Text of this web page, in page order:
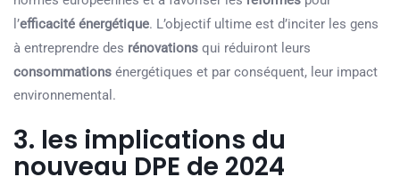
l’efficacité énergétique. L’objectif ultime est d’inciter les gens
à entreprendre des rénovations qui réduiront leurs
consommations énergétiques et par conséquent, leur impact
environnemental.
3. les implications du
nouveau DPE de 2024